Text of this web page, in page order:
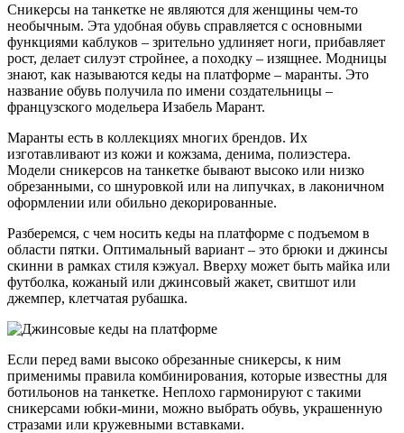
Сникерсы на танкетке не являются для женщины чем-то
необычным. Эта удобная обувь справляется с основными
функциями каблуков – зрительно удлиняет ноги, прибавляет
рост, делает силуэт стройнее, а походку – изящнее. Модницы
знают, как называются кеды на платформе – маранты. Это
название обувь получила по имени создательницы –
французского модельера Изабель Марант.
Маранты есть в коллекциях многих брендов. Их
изготавливают из кожи и кожзама, денима, полиэстера.
Модели сникерсов на танкетке бывают высоко или низко
обрезанными, со шнуровкой или на липучках, в лаконичном
оформлении или обильно декорированные.
Разберемся, с чем носить кеды на платформе с подъемом в
области пятки. Оптимальный вариант – это брюки и джинсы
скинни в рамках стиля кэжуал. Вверху может быть майка или
футболка, кожаный или джинсовый жакет, свитшот или
джемпер, клетчатая рубашка.
Если перед вами высоко обрезанные сникерсы, к ним
применимы правила комбинирования, которые известны для
ботильонов на танкетке. Неплохо гармонируют с такими
сникерсами юбки-мини, можно выбрать обувь, украшенную
стразами или кружевными вставками.